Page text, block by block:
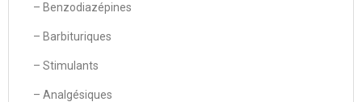
– Benzodiazépines
– Barbituriques
– Stimulants
– Analgésiques